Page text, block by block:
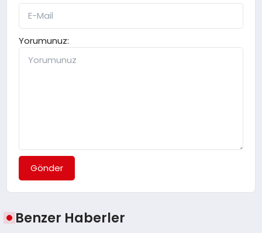
Yorumunuz:
Gönder
Benzer Haberler